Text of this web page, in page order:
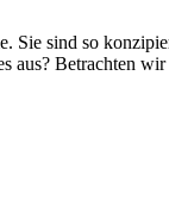
sind so
Betrachten